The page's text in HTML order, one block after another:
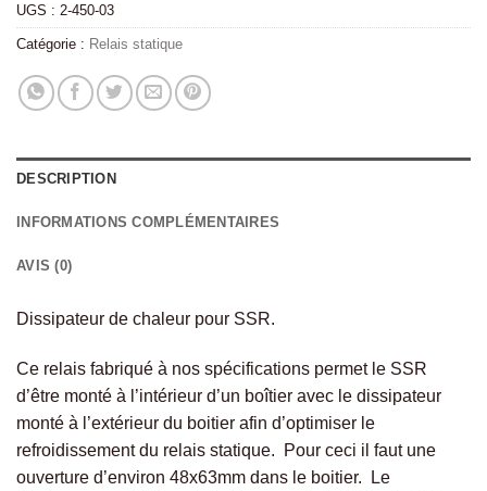
UGS : 2-450-03
Catégorie : Relais statique
DESCRIPTION
INFORMATIONS COMPLÉMENTAIRES
AVIS (0)
Dissipateur de chaleur pour SSR.
Ce relais fabriqué à nos spécifications permet le SSR
d’être monté à l’intérieur d’un boîtier avec le dissipateur
monté à l’extérieur du boitier afin d’optimiser le
refroidissement du relais statique. Pour ceci il faut une
ouverture d’environ 48x63mm dans le boitier. Le